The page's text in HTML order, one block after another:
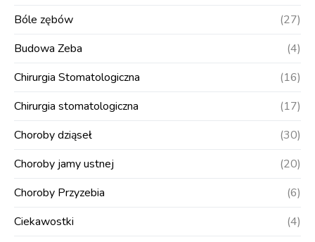
Bóle zębów
(27)
Budowa Zeba
(4)
Chirurgia Stomatologiczna
(16)
Chirurgia stomatologiczna
(17)
Choroby dziąseł
(30)
Choroby jamy ustnej
(20)
Choroby Przyzebia
(6)
Ciekawostki
(4)